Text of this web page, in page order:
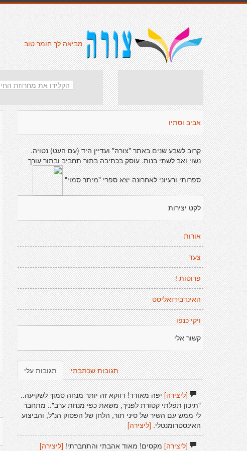
מביאה לך חומר טוב.
אביב וסתיו
קרוב לשבע שנים באתר "צורה" ועדיין היד (עם העט) נטויה.
נשוי ואב לשתי בנות. עוסק בכתיבה בתור תחביב ובתור עורך
ספרותי ורעיוני לאחרונה יצא ספרי "מיתר סמוי"
לקט יצירות
אורות
צעד
פרוטות !
האינדבידואליסט
ויקי כנפו
קשור אלי
תגובות עלי תגובות שכתבתי
[ליצירה]יפה מאודד! דווקא זה יותר מנחה סמוך לשקיעה..
"תיכון תפלתי קטורת לפניך, משאת כפי מנחת ערב".. מתחבר
לי ממש עם השיר של סיני תור, הלחן של הפסוק הנ"ל, והביצוע
האינסטרומנטלי. [ליצירה]
[ליצירה]מקסים! מאוד אהבתי והתחברתי! [ליצירה]